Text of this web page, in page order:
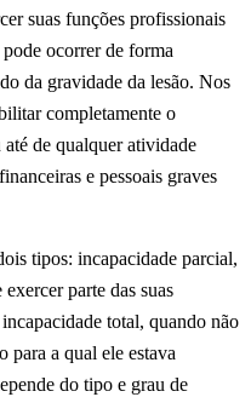
suas funções profissionais
ocorrer de forma
da gravidade da lesão. Nos
completamente o
de qualquer atividade
e pessoais graves
tipos: incapacidade parcial,
parte das suas
total, quando não
para a qual ele estava
do tipo e grau de